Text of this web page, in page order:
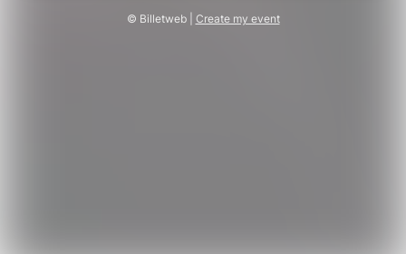
© Billetweb | Create my event